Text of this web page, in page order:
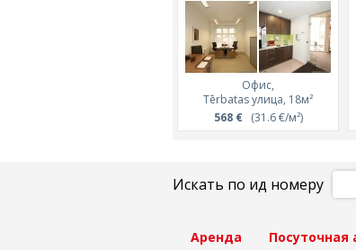
Офис,
Tērbatas улица, 18м²
568 €(31.6 €/м²)
Искать по ид номеру
Аренда Посуточная